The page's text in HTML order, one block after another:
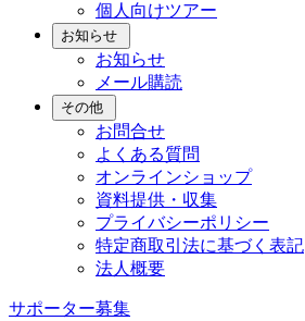
個人向けツアー
お知らせ
お知らせ
メール購読
その他
お問合せ
よくある質問
オンラインショップ
資料提供・収集
プライバシーポリシー
特定商取引法に基づく表記
法人概要
サポーター募集